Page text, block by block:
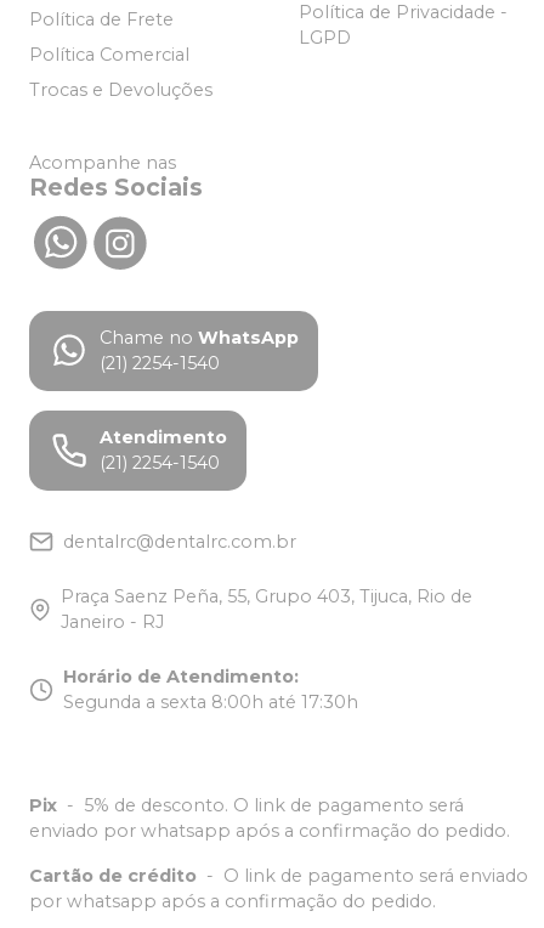
Política de Frete
Política Comercial
Trocas e Devoluções
Política de Privacidade -
LGPD
Acompanhe nas
Redes Sociais
Chame no WhatsApp
(21) 2254-1540
Atendimento
(21) 2254-1540
dentalrc@dentalrc.com.br
Praça Saenz Peña, 55, Grupo 403, Tijuca, Rio de
Janeiro - RJ
Horário de Atendimento:
Segunda a sexta 8:00h até 17:30h
Pix - 5% de desconto. O link de pagamento será
enviado por whatsapp após a confirmação do pedido.
Cartão de crédito - O link de pagamento será enviado
por whatsapp após a confirmação do pedido.